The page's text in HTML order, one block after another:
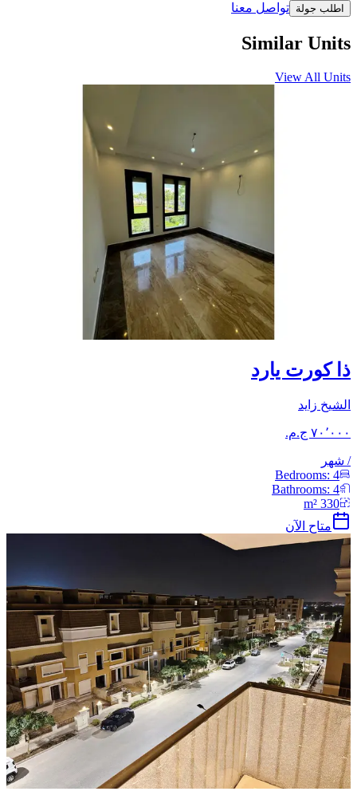
اطلب جولة تواصل معنا
Similar Units
View All Units
ذا كورت يارد
الشيخ زايد
/ شهر
Bedrooms: 4
Bathrooms: 4
330
متاح الآن